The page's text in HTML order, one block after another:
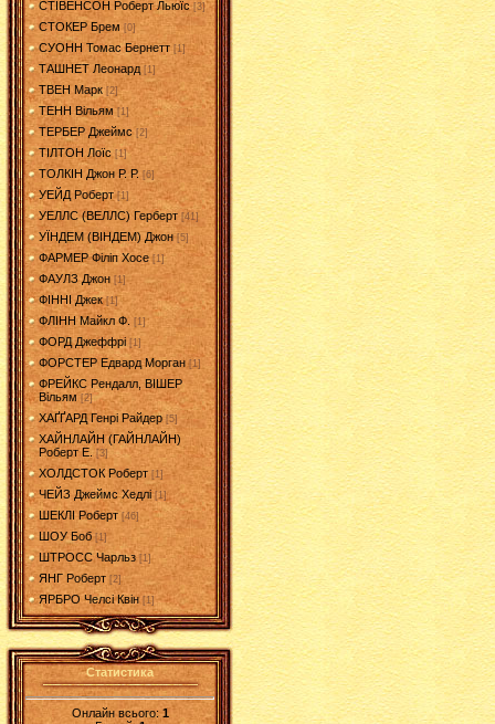
СТІВЕНСОН Роберт Льюїс [3]
СТОКЕР Брем [0]
СУОНН Томас Бернетт [1]
ТАШНЕТ Леонард [1]
ТВЕН Марк [2]
ТЕНН Вільям [1]
ТЕРБЕР Джеймс [2]
ТІЛТОН Лоїс [1]
ТОЛКІН Джон Р. Р. [6]
УЕЙД Роберт [1]
УЕЛЛС (ВЕЛЛС) Герберт [41]
УЇНДЕМ (ВІНДЕМ) Джон [5]
ФАРМЕР Філіп Хосе [1]
ФАУЛЗ Джон [1]
ФІННІ Джек [1]
ФЛІНН Майкл Ф. [1]
ФОРД Джеффрі [1]
ФОРСТЕР Едвард Морган [1]
ФРЕЙКС Рендалл, ВІШЕР
Вільям [2]
ХАҐҐАРД Генрі Райдер [5]
ХАЙНЛАЙН (ГАЙНЛАЙН)
Роберт Е. [3]
ХОЛДСТОК Роберт [1]
ЧЕЙЗ Джеймс Хедлі [1]
ШЕКЛІ Роберт [46]
ШОУ Боб [1]
ШТРОСС Чарльз [1]
ЯНГ Роберт [2]
ЯРБРО Челсі Квін [1]
Статистика
Онлайн всього:1